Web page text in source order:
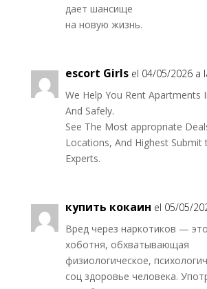
дает шансище
на новую жизнь.
escort Girls​ el 04/05/2026 a
We Help You Rent Apartments
And Safely.
See The Most appropriate
Locations, And Highest Submit
Experts.
купить кокаин el 05/05/
Вред через наркотиков —
хоботня, обхватывающая
физиологическое,
соц здоровье человека.